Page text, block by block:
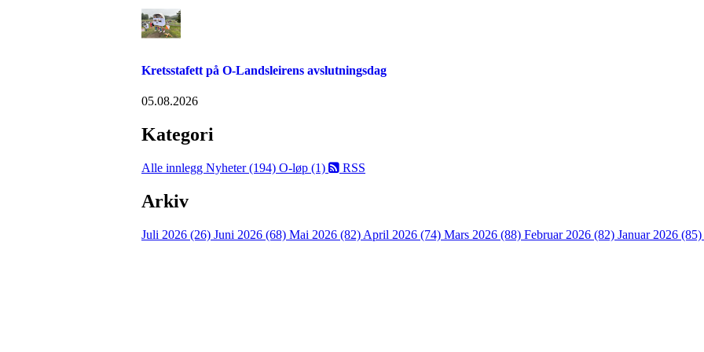
Kretsstafett på O-Landsleirens avslutningsdag
05.08.2026
Kategori
Alle innlegg Nyheter (194) O-løp (1) RSS
Arkiv
Juli 2026 (26) Juni 2026 (68) Mai 2026 (82) April 2026 (74) Mars 2026 (88) Februar 2026 (82) Januar 2026 (85)